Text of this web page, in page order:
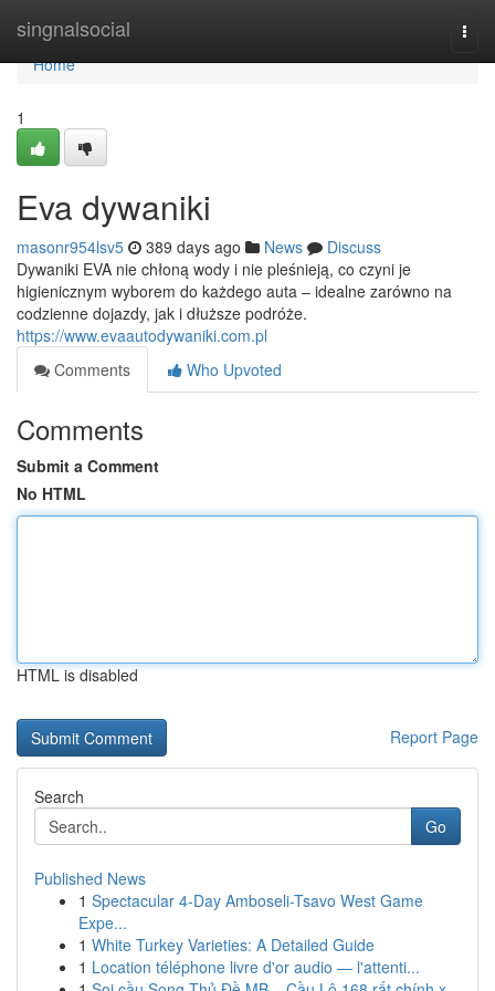
singnalsocial
Home
Home
1
Eva dywaniki
masonr954lsv5 389 days ago News
Discuss
Dywaniki EVA nie chłoną wody i nie pleśnieją, co czyni je
higienicznym wyborem do każdego auta – idealne zarówno na
codzienne dojazdy, jak i dłuższe podróże.
https://www.evaautodywaniki.com.pl
Comments
Who Upvoted
Comments
Submit a Comment
No HTML
HTML is disabled
Report Page
Search
Go
Published News
1 Spectacular 4-Day Amboseli-Tsavo West Game
Expe...
1 White Turkey Varieties: A Detailed Guide
1 Location téléphone livre d'or audio — l'attenti...